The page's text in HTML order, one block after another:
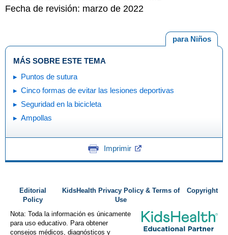
Fecha de revisión: marzo de 2022
para Niños
MÁS SOBRE ESTE TEMA
Puntos de sutura
Cinco formas de evitar las lesiones deportivas
Seguridad en la bicicleta
Ampollas
Imprimir
Editorial
Policy
KidsHealth Privacy Policy & Terms of
Use
Copyright
Nota: Toda la información es únicamente
para uso educativo. Para obtener
consejos médicos, diagnósticos y